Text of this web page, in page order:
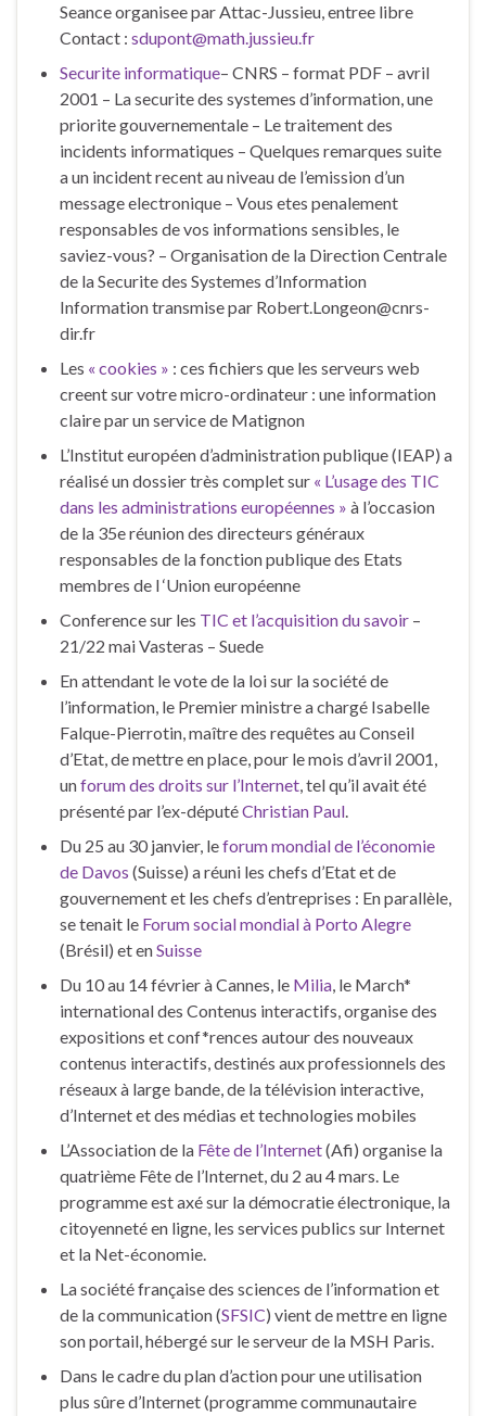
Seance organisee par Attac-Jussieu, entree libre
Contact : sdupont@math.jussieu.fr
Securite informatique– CNRS – format PDF – avril
2001 – La securite des systemes d’information, une
priorite gouvernementale – Le traitement des
incidents informatiques – Quelques remarques suite
a un incident recent au niveau de l’emission d’un
message electronique – Vous etes penalement
responsables de vos informations sensibles, le
saviez-vous? – Organisation de la Direction Centrale
de la Securite des Systemes d’Information
Information transmise par Robert.Longeon@cnrs-
dir.fr
Les « cookies » : ces fichiers que les serveurs web
creent sur votre micro-ordinateur : une information
claire par un service de Matignon
L’Institut européen d’administration publique (IEAP) a
réalisé un dossier très complet sur « L’usage des TIC
dans les administrations européennes » à l’occasion
de la 35e réunion des directeurs généraux
responsables de la fonction publique des Etats
membres de l ‘Union européenne
Conference sur les TIC et l’acquisition du savoir –
21/22 mai Vasteras – Suede
En attendant le vote de la loi sur la société de
l’information, le Premier ministre a chargé Isabelle
Falque-Pierrotin, maître des requêtes au Conseil
d’Etat, de mettre en place, pour le mois d’avril 2001,
unforum des droits sur l’Internet, tel qu’il avait été
présenté par l’ex-députéChristian Paul.
Du 25 au 30 janvier, leforum mondial de l’économie
de Davos (Suisse) a réuni les chefs d’Etat et de
gouvernement et les chefs d’entreprises : En parallèle,
se tenait le Forum social mondial à Porto Alegre
(Brésil) et enSuisse
Du 10 au 14 février à Cannes, le Milia, le March*
international des Contenus interactifs, organise des
expositions et conf*rences autour des nouveaux
contenus interactifs, destinés aux professionnels des
réseaux à large bande, de la télévision interactive,
d’Internet et des médias et technologies mobiles
L’Association de la Fête de l’Internet(Afi) organise la
quatrième Fête de l’Internet, du 2 au 4 mars. Le
programme est axé sur la démocratie électronique, la
citoyenneté en ligne, les services publics sur Internet
et la Net-économie.
La société française des sciences de l’information et
de la communication (SFSIC) vient de mettre en ligne
son portail, hébergé sur le serveur de la MSH Paris.
Dans le cadre du plan d’action pour une utilisation
plus sûre d’Internet (programme communautaire